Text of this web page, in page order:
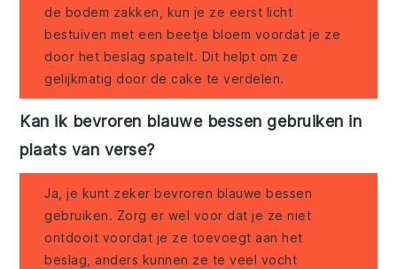
de bodem zakken, kun je ze eerst licht
bestuiven met een beetje bloem voordat je ze
door het beslag spatelt. Dit helpt om ze
gelijkmatig door de cake te verdelen.
Kan ik bevroren blauwe bessen gebruiken in
plaats van verse?
Ja, je kunt zeker bevroren blauwe bessen
gebruiken. Zorg er wel voor dat je ze niet
ontdooit voordat je ze toevoegt aan het
beslag, anders kunnen ze te veel vocht